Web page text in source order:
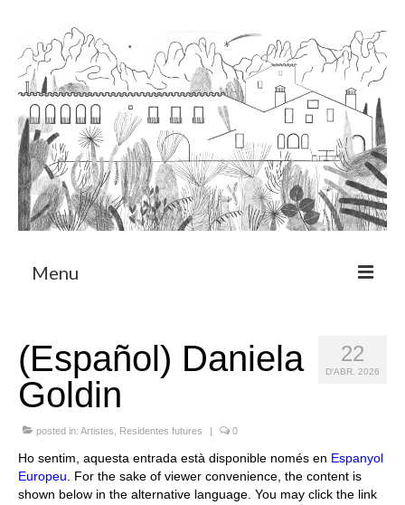
Menu
Programa de Residència
CRUCERO
Queda’t amb nosaltres
22
D'ABR. 2026
(Español) Daniela
Goldin
posted in: Artistes Residentes futures | 0
Ho sentim, aquesta entrada està disponible només en Espanyol
Europeu . For the sake of viewer convenience, the content is
shown below in the alternative language. You may click the link